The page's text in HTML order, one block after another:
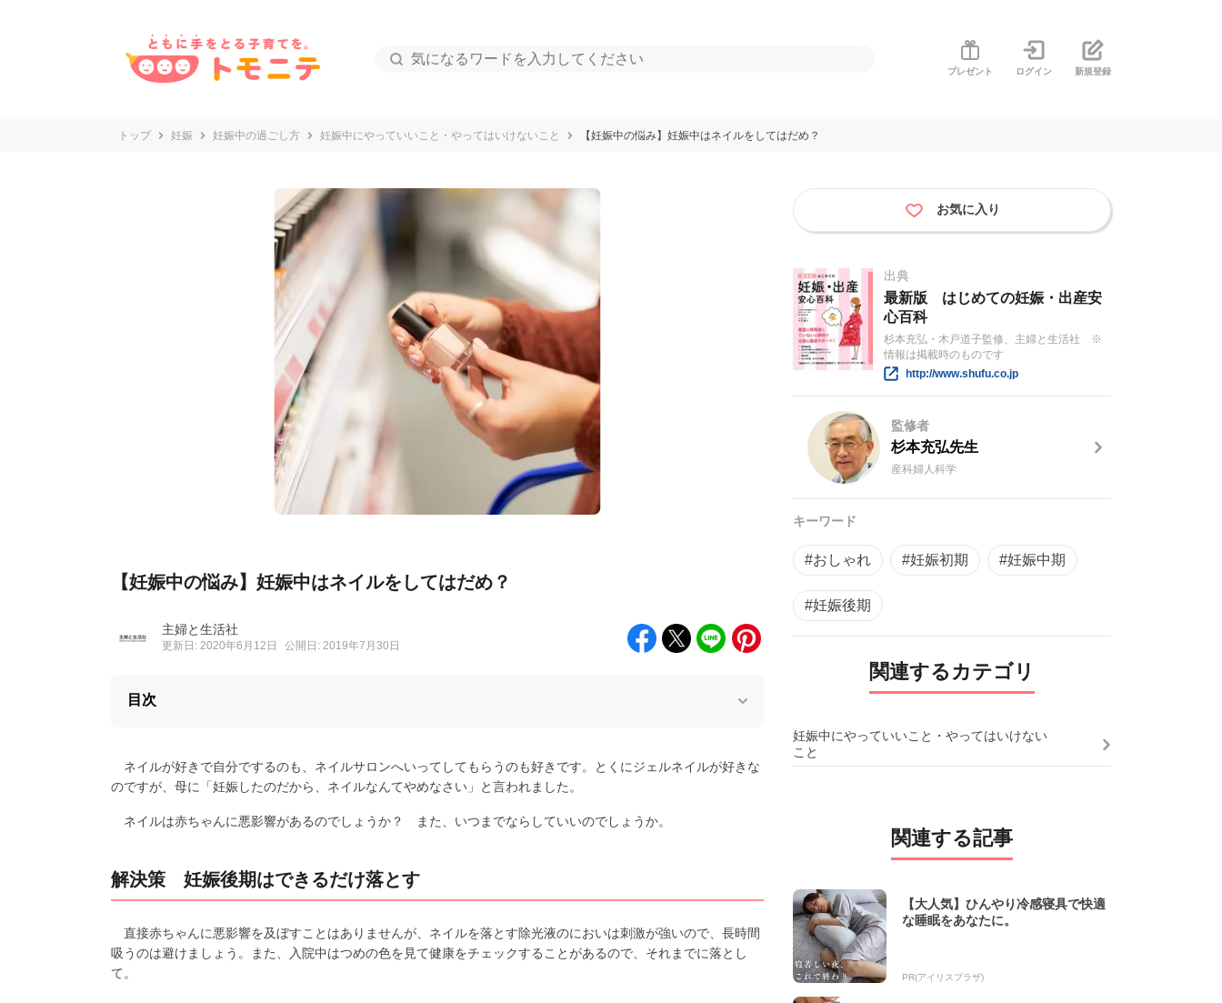
プレゼント ログイン 新規登録
トップ 妊娠 妊娠中の過ごし方 妊娠中にやっていいこと・やってはいけないこと 【妊娠中の悩み】妊娠中はネイルをしてはだめ？
【妊娠中の悩み】妊娠中はネイルをしてはだめ？
主婦と生活社
更新日: 2020年6月12日 公開日: 2019年7月30日
目次
ネイルが好きで自分でするのも、ネイルサロンへいってしてもらうのも好きです。とくにジェルネイルが好きな
のですが、母に「妊娠したのだから、ネイルなんてやめなさい」と言われました。
ネイルは赤ちゃんに悪影響があるのでしょうか？ また、いつまでならしていいのでしょうか。
解決策 妊娠後期はできるだけ落とす
直接赤ちゃんに悪影響を及ぼすことはありませんが、ネイルを落とす除光液のにおいは刺激が強いので、長時間
吸うのは避けましょう。また、入院中はつめの色を見て健康をチェックすることがあるので、それまでに落とし
て。
お気に入り
出典
最新版 はじめての妊娠・出産安
心百科
杉本充弘・木戸道子監修、主婦と生活社 ※
情報は掲載時のものです
http://www.shufu.co.jp
監修者
杉本充弘先生
産科婦人科学
キーワード
#おしゃれ #妊娠初期 #妊娠中期
#妊娠後期
関連するカテゴリ
妊娠中にやっていいこと・やってはいけない
こと
関連する記事
【大人気】ひんやり冷感寝具で快適
な睡眠をあなたに。
PR(アイリスプラザ)